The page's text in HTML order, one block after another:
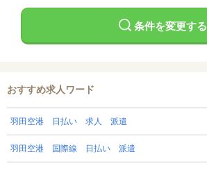
条件を変更する
おすすめ求人ワード
羽田空港 日払い 求人 派遣
羽田空港 国際線 日払い 派遣